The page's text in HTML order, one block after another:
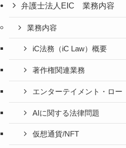
弁護士法人EIC 業務内容
業務内容
iC法務（iC Law）概要
著作権関連業務
エンターテイメント・ロー
AIに関する法律問題
仮想通貨/NFT